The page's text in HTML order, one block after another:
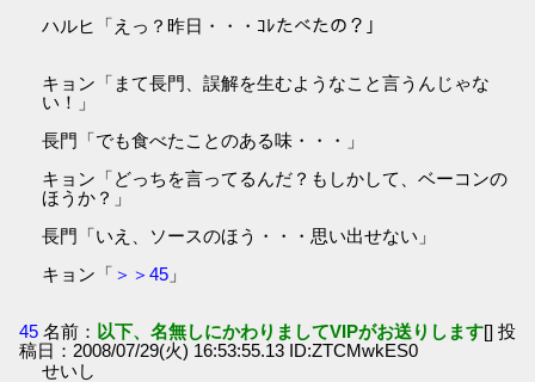
ハルヒ「えっ？昨日・・・ｺﾚたべたの？」
キョン「まて長門、誤解を生むようなこと言うんじゃな
い！」
長門「でも食べたことのある味・・・」
キョン「どっちを言ってるんだ？もしかして、ベーコンの
ほうか？」
長門「いえ、ソースのほう・・・思い出せない」
キョン「 ＞＞45 」
45 名前： 以下、名無しにかわりましてVIPがお送りします[] 投
稿日：2008/07/29(火) 16:53:55.13 ID:ZTCMwkES0
せいし